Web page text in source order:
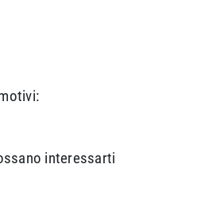
interessarti